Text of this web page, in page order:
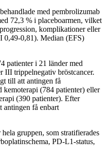
med pembrolizumab
72,3 % i placeboarmen, vilket
komplikationer eller
0,49-0,81). Median (EFS)
patienter i 21 länder med
III trippelnegativ bröstcancer.
till att antingen få
(784 patienter) eller
(390 patienter). Efter
antingen få enbart
gruppen, som stratifierades
PD-L1-status,